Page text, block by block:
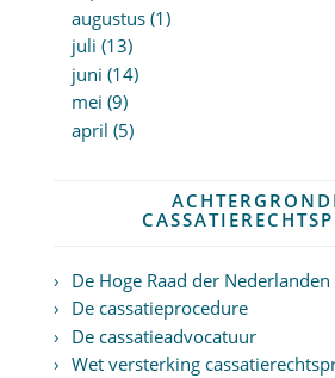
augustus (1)
juli (13)
juni (14)
mei (9)
april (5)
De Hoge Raad der Nederlanden
De cassatieprocedure
De cassatieadvocatuur
Wet versterking